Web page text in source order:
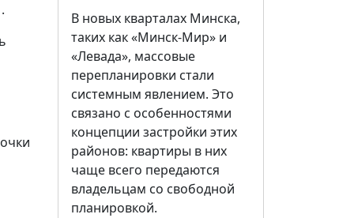
В новых кварталах Минска,
таких как «Минск-Мир» и
«Левада», массовые
перепланировки стали
системным явлением. Это
связано с особенностями
концепции застройки этих
районов: квартиры в них
чаще всего передаются
владельцам со свободной
планировкой.